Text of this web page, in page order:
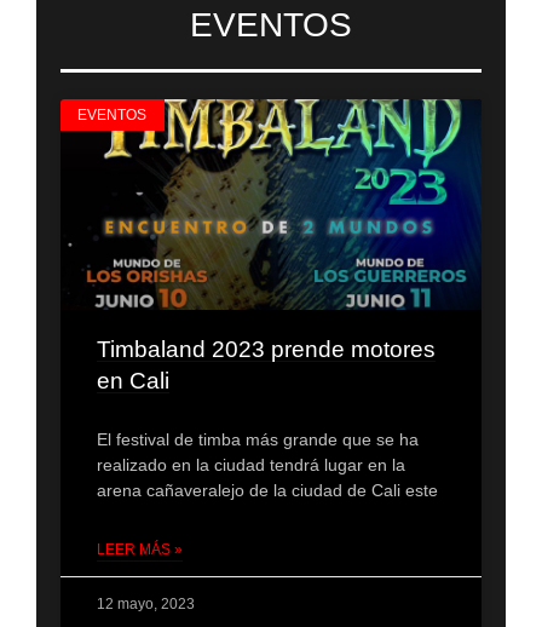
EVENTOS
EVENTOS
Timbaland 2023 prende motores
en Cali
El festival de timba más grande que se ha
realizado en la ciudad tendrá lugar en la
arena cañaveralejo de la ciudad de Cali este
LEER MÁS »
12 mayo, 2023